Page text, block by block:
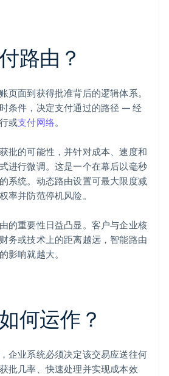
路由？
页面到获得批准背后的逻辑体系。
条件，决定支付通过的路径 — 经
或支付网络。
批的可能性，并针对成本、速度和
进行微调。这是一个在幕后以毫秒
系统。动态路由设置可最大限度减
率并防范停机风险。
的重要性日益凸显。客户与企业核
务或技术上的距离越远，智能路由
影响就越大。
何运作？
企业系统必须决定该交易应送往何
批几率、快速处理并实现成本效